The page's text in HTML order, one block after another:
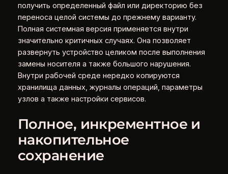
получить определенный файл или директорию без
переноса целой системы до прежнему варианту.
Полная системная версия применяется внутри
значительно критичных случаях. Она позволяет
развернуть устройство целиком после выполнения
замены носителя а также большого нарушения.
Внутри рабочей среде нередко копируются
хранилища данных, журналы операций, параметры
узлов а также настройки сервисов.
Полное, инкрементное и
накопительное
сохранение